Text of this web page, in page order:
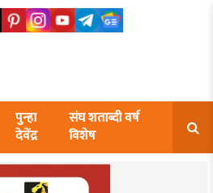
पुन्हा
देवेंद्र
संघ शताब्दी वर्ष
विशेष